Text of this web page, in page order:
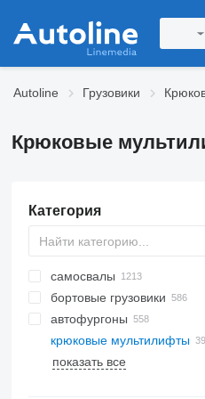
Autoline Грузовики
Крюковые
Категория
самосвалы
бортовые грузовики
автофургоны
крюковые мультилифты
показать все